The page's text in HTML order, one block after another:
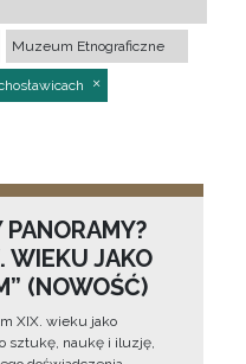
Muzeum Etnograficzne
WIEKU JAKO
(NOWOŚĆ)
XIX. wieku jako
sztukę, naukę i iluzję,